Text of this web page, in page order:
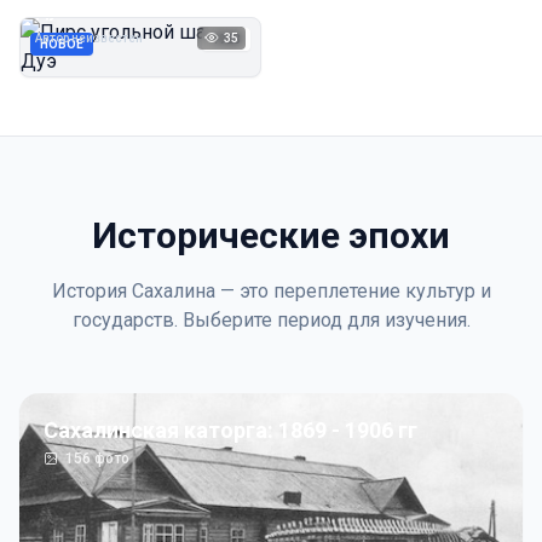
НОВОЕ 1923
Автор неизвестен 35
Исторические эпохи
История Сахалина — это переплетение культур и
государств. Выберите период для изучения.
Сахалинская каторга: 1869 - 1906 гг
156фото